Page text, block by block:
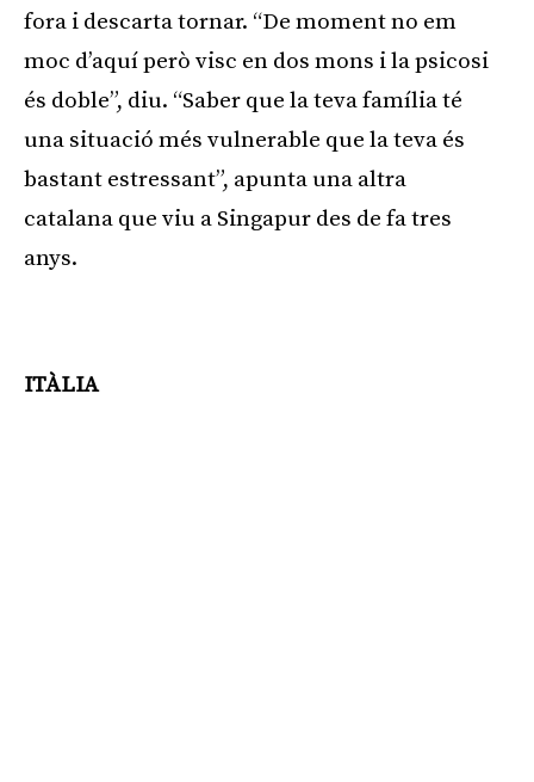
fora i descarta tornar. “De moment no em
moc d’aquí però visc en dos mons i la psicosi
és doble”, diu. “Saber que la teva família té
una situació més vulnerable que la teva és
bastant estressant”, apunta una altra
catalana que viu a Singapur des de fa tres
anys.
ITÀLIA